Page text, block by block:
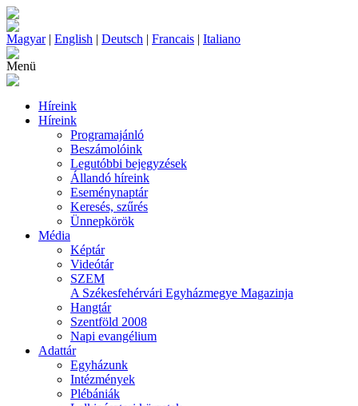
Magyar| English | Deutsch | Francais | Italiano
Menü
Híreink
Híreink
Programajánló
Beszámolóink
Legutóbbi bejegyzések
Állandó híreink
Eseménynaptár
Keresés, szűrés
Ünnepkörök
Média
Képtár
Videótár
SZEM
A Székesfehérvári Egyházmegye Magazinja
Hangtár
Szentföld 2008
Napi evangélium
Adattár
Egyházunk
Intézmények
Plébániák